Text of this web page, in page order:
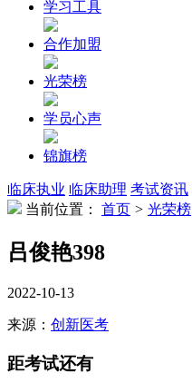
学习工具
合作加盟
光荣榜
学员心声
锦旗榜
临床执业 临床助理 考试资讯
当前位置：
首页 > 光荣榜
吕俊艳398
2022-10-13
来源： 创新医考
距考试还有